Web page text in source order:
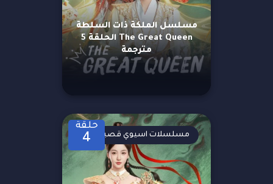
مسلسل الملكة ذات السلطة
The Great Queen الحلقة 5
مترجمة
حلقة
4 مسلسلات اسيوي قصيرة